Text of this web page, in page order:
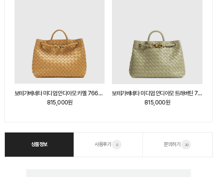
보테가베네타 미디엄 안디아모 카멜 766016
815,000원
보테가베네타 미디엄 안디아모 트래버틴 766016
815,000원
상품정보 사용후기 0 문의하기 20